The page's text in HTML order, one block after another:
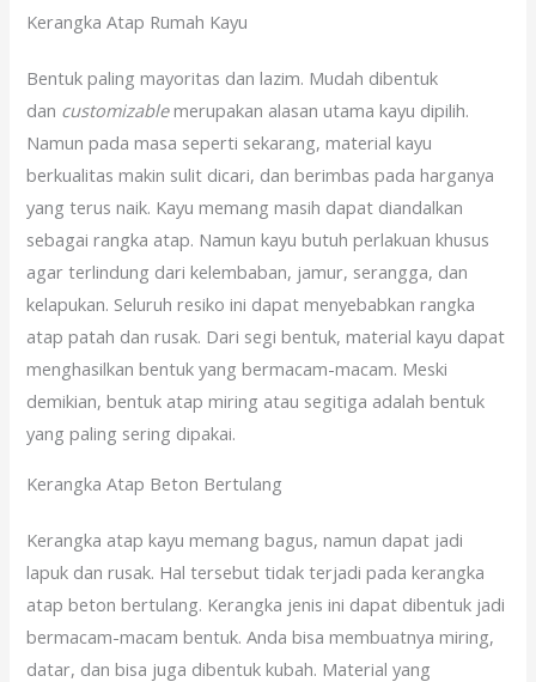
Kerangka Atap Rumah Kayu
Bentuk paling mayoritas dan lazim. Mudah dibentuk
dan customizablemerupakan alasan utama kayu dipilih.
Namun pada masa seperti sekarang, material kayu
berkualitas makin sulit dicari, dan berimbas pada harganya
yang terus naik. Kayu memang masih dapat diandalkan
sebagai rangka atap. Namun kayu butuh perlakuan khusus
agar terlindung dari kelembaban, jamur, serangga, dan
kelapukan. Seluruh resiko ini dapat menyebabkan rangka
atap patah dan rusak. Dari segi bentuk, material kayu dapat
menghasilkan bentuk yang bermacam-macam. Meski
demikian, bentuk atap miring atau segitiga adalah bentuk
yang paling sering dipakai.
Kerangka Atap Beton Bertulang
Kerangka atap kayu memang bagus, namun dapat jadi
lapuk dan rusak. Hal tersebut tidak terjadi pada kerangka
atap beton bertulang. Kerangka jenis ini dapat dibentuk jadi
bermacam-macam bentuk. Anda bisa membuatnya miring,
datar, dan bisa juga dibentuk kubah. Material yang